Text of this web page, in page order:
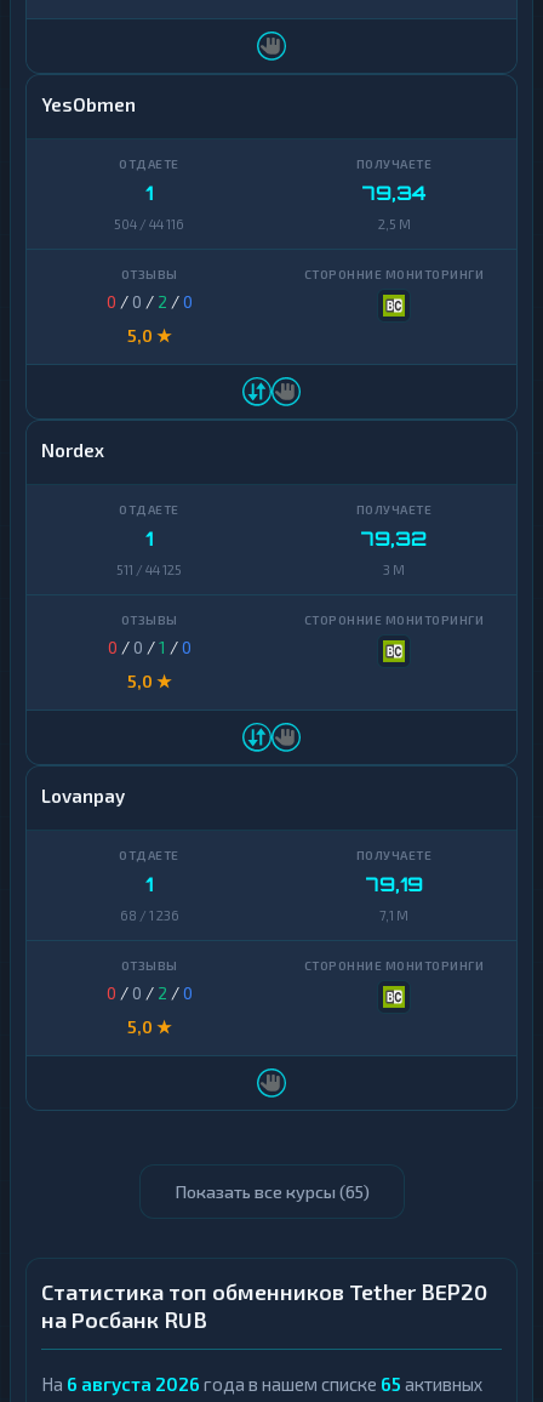
YesObmen
1
504 / 44 116
79,34
2,5 M
0 / 0 / 2 /0
5,0 ★
Nordex
1
511 / 44 125
79,32
3 M
0 / 0 /1 /0
5,0 ★
Lovanpay
1
68 / 1 236
79,19
7,1 M
0 / 0 / 2 /0
5,0 ★
Показать все курсы (65)
Статистика топ обменников Tether BEP20
на Росбанк RUB
На 6 августа 2026 года в нашем списке 65 активных